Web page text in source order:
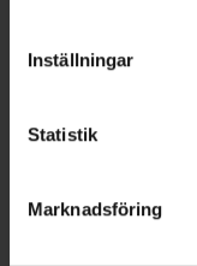
Inställningar
Statistik
Marknadsföring